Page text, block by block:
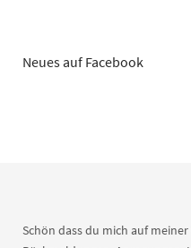
Neues auf Facebook
Schön dass du mich auf